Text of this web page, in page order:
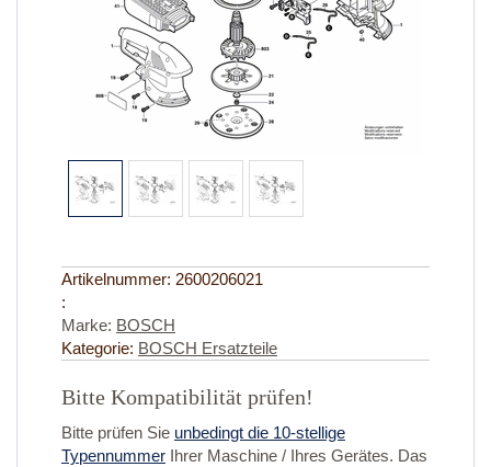
Artikelnummer: 2600206021
:
Marke: BOSCH
Kategorie: BOSCH Ersatzteile
Bitte Kompatibilität prüfen!
Bitte prüfen Sie unbedingt die 10-stellige
Typennummer Ihrer Maschine / Ihres Gerätes. Das